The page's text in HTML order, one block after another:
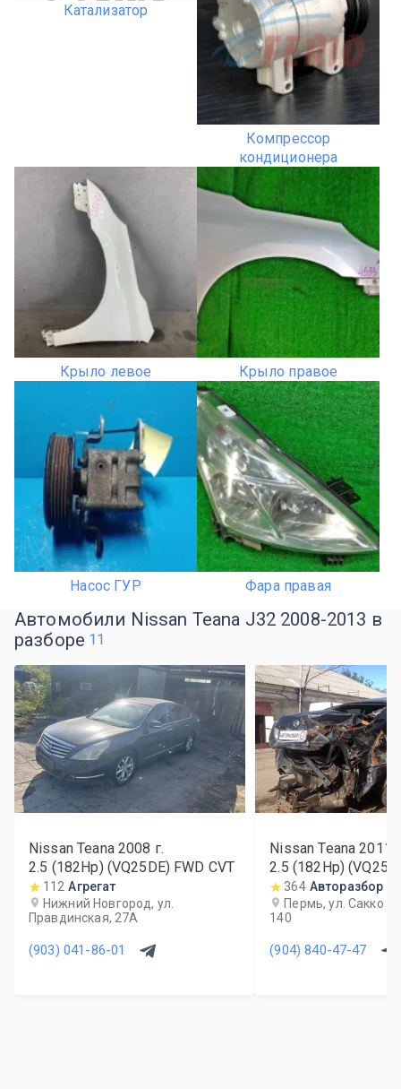
Катализатор
Компрессор
кондиционера
Крыло левое Крыло правое
Насос ГУР Фара правая
Автомобили Nissan Teana J32 2008-2013 в
разборе 11
Nissan Teana 2008 г.
2.5 (182Hp) (VQ25DE) FWD CVT
112 Агрегат
Нижний Новгород, ул.
Правдинская, 27А
(903) 041-86-01
Nissan Teana 2011
2.5 (182Hp)
364 Авторазбор
Пермь, ул. Сакко и
140
(904) 840-47-47